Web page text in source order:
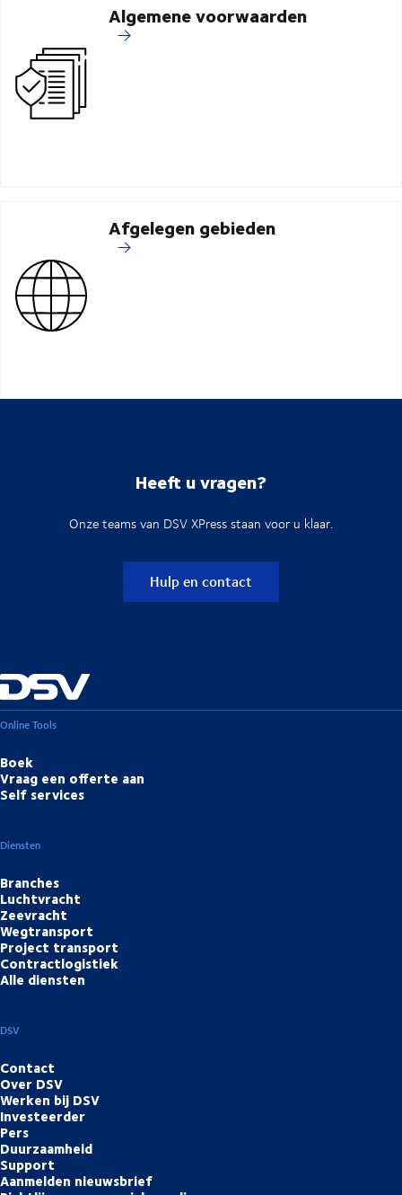
Algemene voorwaarden
Afgelegen gebieden
Heeft u vragen?
Onze teams van DSV XPress staan voor u klaar.
Hulp en contact
Online Tools
Boek
Vraag een offerte aan
Self services
Diensten
Branches
Luchtvracht
Zeevracht
Wegtransport
Project transport
Contractlogistiek
Alle diensten
DSV
Contact
Over DSV
Werken bij DSV
Investeerder
Pers
Duurzaamheid
Support
Aanmelden nieuwsbrief